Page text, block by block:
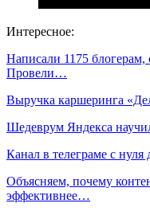
Интересное:
Написали 1175 блогерам,
Провели…
Выручка каршеринга
Шедеврум Яндекса
Канал в телеграме с
Объясняем, почему
эффективнее…